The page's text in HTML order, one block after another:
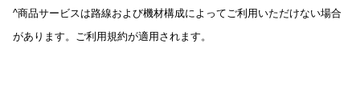
^商品サービスは路線および機材構成によってご利用いただけない場合
があります。ご利用規約が適用されます。